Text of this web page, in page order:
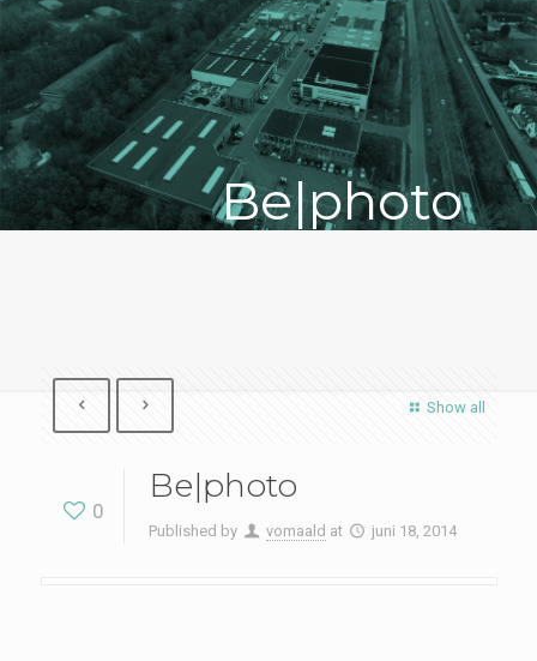
Be|photo
Show all
0
Be|photo
Published by vomaald at juni 18, 2014